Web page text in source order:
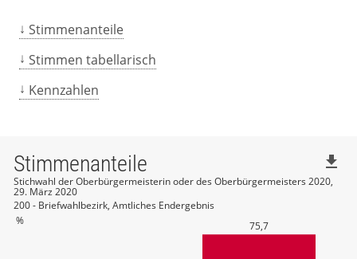
Stimmenanteile
Stimmen tabellarisch
Kennzahlen
% 75,7
Stimmenanteile
Stichwahl der Oberbürgermeisterin oder des Oberbürgermeisters 2020,
29. März 2020
200 - Briefwahlbezirk, Amtliches Endergebnis
file_download